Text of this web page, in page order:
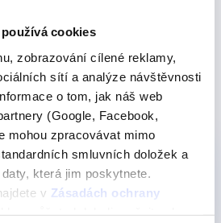
cookies
zobrazování cílené reklamy,
sítí a analýze návštěvnosti
o tom, jak náš web
(Google, Facebook,
mohou zpracovávat mimo
smluvních doložek a
která jim poskytnete.
v Zásadách ochrany
hře na klavír.)
nebo frázi učíme
Pro začátečníky
Online kurz - Angličtina od nuly
450 Kč Detail